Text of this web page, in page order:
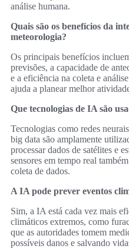
análise humana.
Quais são os benefícios da
meteorologia?
Os principais benefícios
previsões, a capacidade de
e a eficiência na coleta e
ajuda a planear melhor
Que tecnologias de IA são
Tecnologias como redes
big data são amplamente
processar dados de satélites e
sensores em tempo real
coleta de dados.
A IA pode prever eventos
Sim, a IA está cada vez mais
climáticos extremos, como
que as autoridades tomem
possíveis danos e salvando